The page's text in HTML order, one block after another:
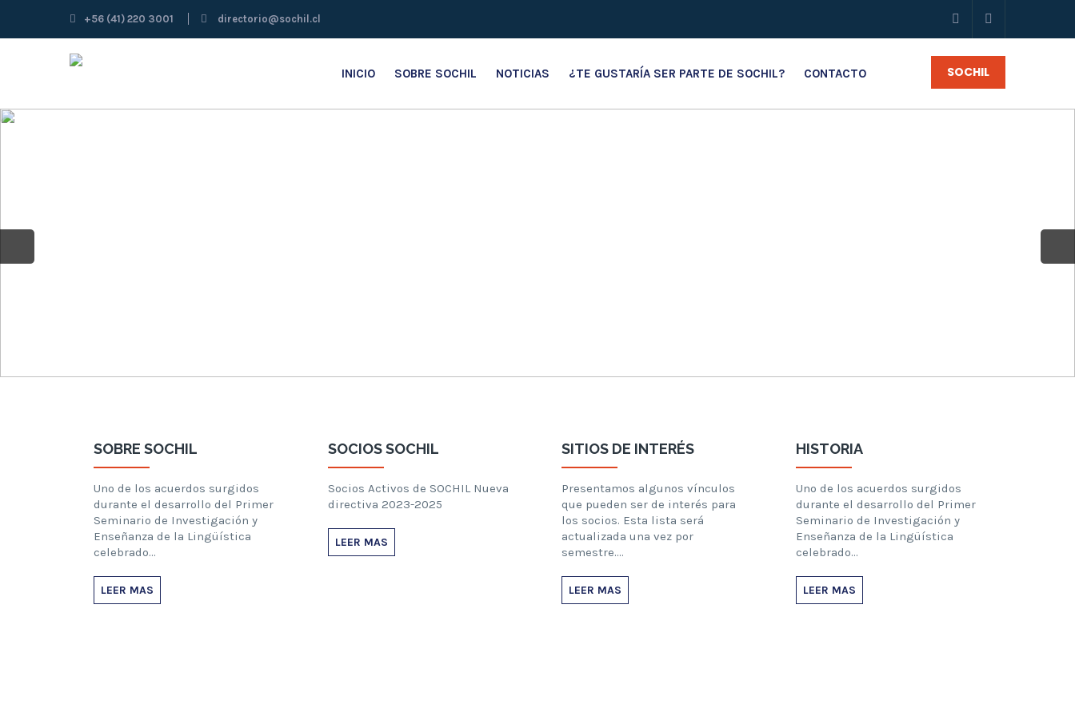
+56 (41) 220 3001 directorio@sochil.cl
INICIO SOBRE SOCHIL NOTICIAS ¿TE GUSTARÍA SER PARTE DE SOCHIL? CONTACTO SOCHIL
QUIENES SOMOS
Nuestra sociedad
SOBRE SOCHIL
Uno de los acuerdos surgidos
durante el desarrollo del Primer
Seminario de Investigación y
Enseñanza de la Lingüística
celebrado…
LEER MAS
SOCIOS SOCHIL
Socios Activos de SOCHIL Nueva
directiva 2023-2025
LEER MAS
SITIOS DE INTERÉS
Presentamos algunos vínculos
que pueden ser de interés para
los socios. Esta lista será
actualizada una vez por
semestre….
LEER MAS
HISTORIA
Uno de los acuerdos surgidos
durante el desarrollo del Primer
Seminario de Investigación y
Enseñanza de la Lingüística
celebrado…
LEER MAS